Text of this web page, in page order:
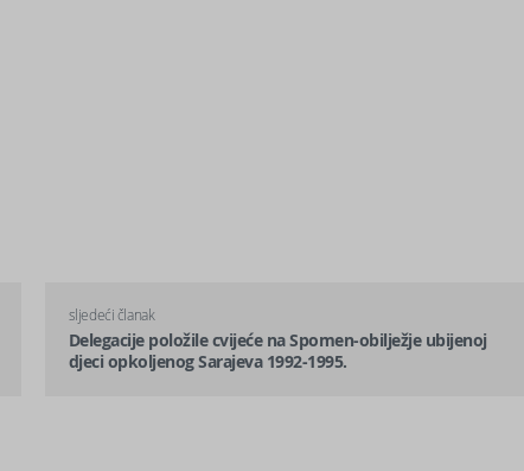
sljedeći članak
Delegacije položile cvijeće na Spomen-obilježje ubijenoj
djeci opkoljenog Sarajeva 1992-1995.